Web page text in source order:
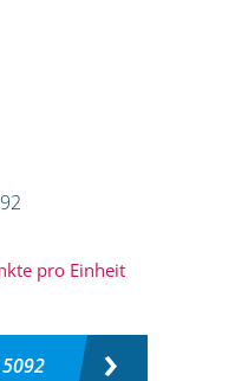
pro Einheit
5092